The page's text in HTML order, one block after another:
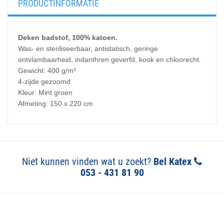
PRODUCTINFORMATIE
Deken badstof, 100% katoen.
Was- en steriliseerbaar, antistatisch, geringe
ontvlambaarheid, indanthren geverfd, kook en chloorecht.
Gewicht: 400 g/m²
4-zijde gezoomd
Kleur: Mint groen
Afmeting: 150 x 220 cm
Niet kunnen vinden wat u zoekt? Bel Katex
053 - 431 81 90